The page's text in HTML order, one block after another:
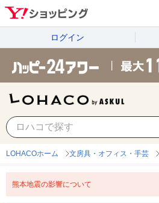
ログイン
LOHACOホーム 文房具・オフィス・手芸
熊本地震の影響について